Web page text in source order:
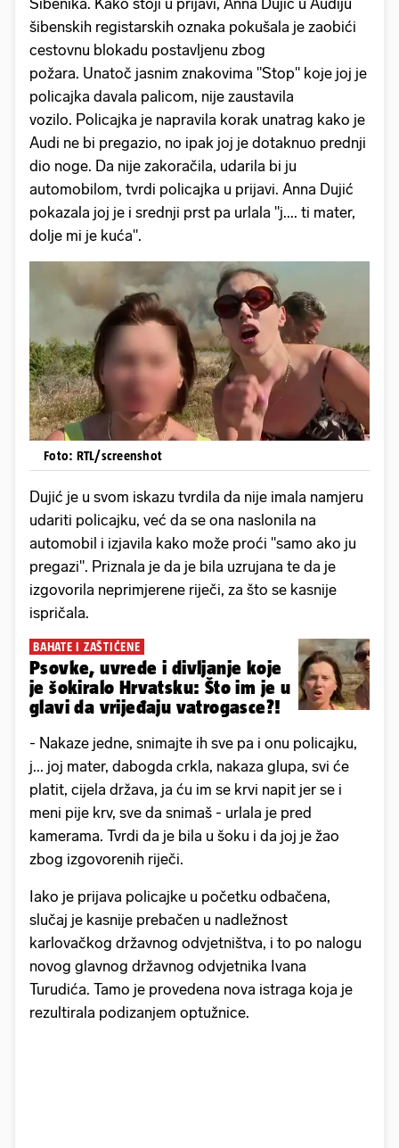
Šibenika. Kako stoji u prijavi, Anna Dujić u Audiju
šibenskih registarskih oznaka pokušala je zaobići
cestovnu blokadu postavljenu zbog
požara. Unatoč jasnim znakovima "Stop" koje joj je
policajka davala palicom, nije zaustavila
vozilo. Policajka je napravila korak unatrag kako je
Audi ne bi pregazio, no ipak joj je dotaknuo prednji
dio noge. Da nije zakoračila, udarila bi ju
automobilom, tvrdi policajka u prijavi. Anna Dujić
pokazala joj je i srednji prst pa urlala "j.... ti mater,
dolje mi je kuća".
Foto: RTL/screenshot
Dujić je u svom iskazu tvrdila da nije imala namjeru
udariti policajku, već da se ona naslonila na
automobil i izjavila kako može proći "samo ako ju
pregazi". Priznala je da je bila uzrujana te da je
izgovorila neprimjerene riječi, za što se kasnije
ispričala.
BAHATE I ZAŠTIĆENE
Psovke, uvrede i divljanje koje
je šokiralo Hrvatsku: Što im je u
glavi da vrijeđaju vatrogasce?!
- Nakaze jedne, snimajte ih sve pa i onu policajku,
j... joj mater, dabogda crkla, nakaza glupa, svi će
platit, cijela država, ja ću im se krvi napit jer se i
meni pije krv, sve da snimaš - urlala je pred
kamerama. Tvrdi da je bila u šoku i da joj je žao
zbog izgovorenih riječi.
Iako je prijava policajke u početku odbačena,
slučaj je kasnije prebačen u nadležnost
karlovačkog državnog odvjetništva, i to po nalogu
novog glavnog državnog odvjetnika Ivana
Turudića. Tamo je provedena nova istraga koja je
rezultirala podizanjem optužnice.